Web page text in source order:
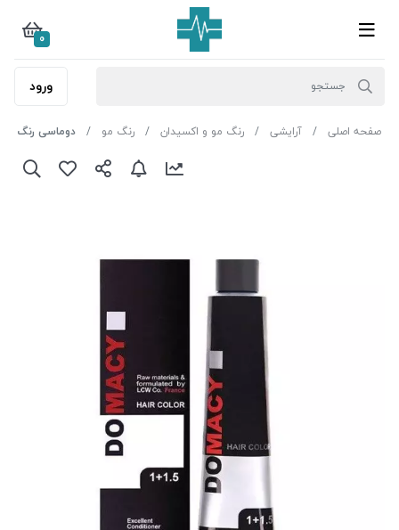
0
ورود
صفحه اصلی آرایشی رنگ مو و اکسیدان رنگ مو دوماسی رنگ مو